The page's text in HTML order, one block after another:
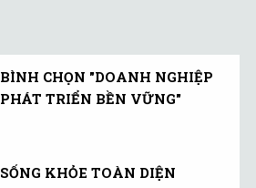
BÌNH CHỌN "DOANH NGHIỆP
PHÁT TRIỂN BỀN VỮNG"
SỐNG KHỎE TOÀN DIỆN